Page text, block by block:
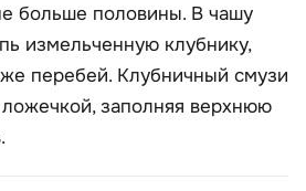
больше половины. В чашу
измельченную клубнику,
перебей. Клубничный смузи
заполняя верхнюю